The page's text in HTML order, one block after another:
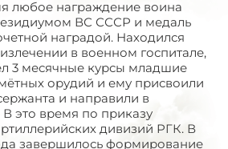
любое награждение воина
ВС СССР и медаль
наградой. Находился
в военном госпитале,
3 месячные курсы младшие
орудий и ему присвоили
и направили в
это время по приказу
дивизий РГК. В
завершилось формирование